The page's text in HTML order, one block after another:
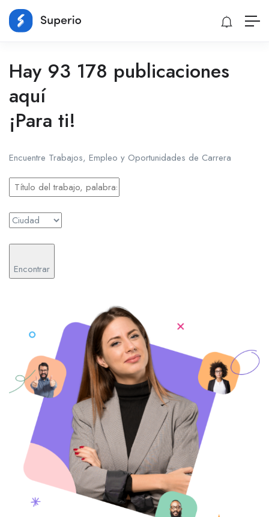
Hay 93 178 publicaciones
aquí
¡Para ti!
Encuentre Trabajos, Empleo y Oportunidades de Carrera
Encontrar